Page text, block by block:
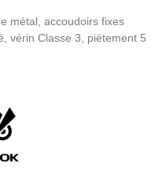
métal, accoudoirs fixes
vérin Classe 3, piétement 5